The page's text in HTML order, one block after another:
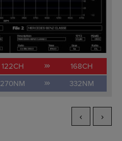
122CH 168CH
270NM 332NM